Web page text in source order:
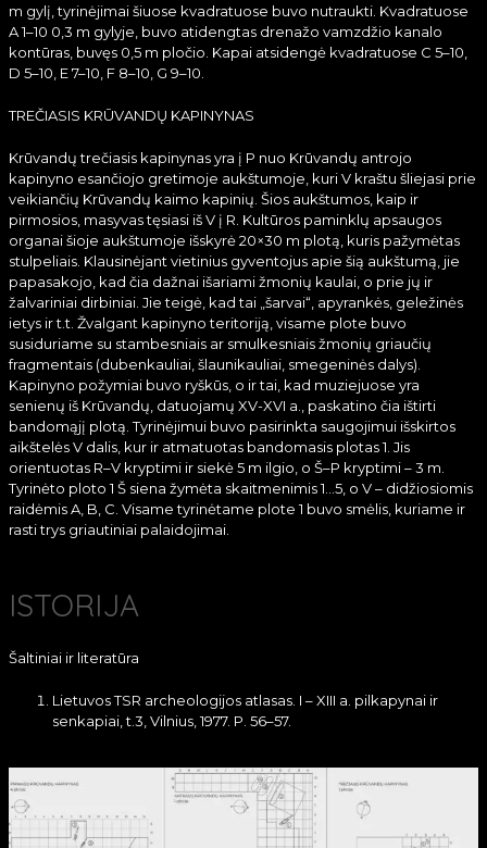
m gylį, tyrinėjimai šiuose kvadratuose buvo nutraukti. Kvadratuose
A 1–10 0,3 m gylyje, buvo atidengtas drenažo vamzdžio kanalo
kontūras, buvęs 0,5 m pločio. Kapai atsidengė kvadratuose C 5–10,
D 5–10, E 7–10, F 8–10, G 9–10.
TREČIASIS KRŪVANDŲ KAPINYNAS
Krūvandų trečiasis kapinynas yra į P nuo Krūvandų antrojo
kapinyno esančiojo gretimoje aukštumoje, kuri V kraštu šliejasi prie
veikiančių Krūvandų kaimo kapinių. Šios aukštumos, kaip ir
pirmosios, masyvas tęsiasi iš V į R. Kultūros paminklų apsaugos
organai šioje aukštumoje išskyrė 20×30 m plotą, kuris pažymėtas
stulpeliais. Klausinėjant vietinius gyventojus apie šią aukštumą, jie
papasakojo, kad čia dažnai išariami žmonių kaulai, o prie jų ir
žalvariniai dirbiniai. Jie teigė, kad tai „šarvai“, apyrankės, geležinės
ietys ir t.t. Žvalgant kapinyno teritoriją, visame plote buvo
susiduriame su stambesniais ar smulkesniais žmonių griaučių
fragmentais (dubenkauliai, šlaunikauliai, smegeninės dalys).
Kapinyno požymiai buvo ryškūs, o ir tai, kad muziejuose yra
senienų iš Krūvandų, datuojamų XV-XVI a., paskatino čia ištirti
bandomąjį plotą. Tyrinėjimui buvo pasirinkta saugojimui išskirtos
aikštelės V dalis, kur ir atmatuotas bandomasis plotas 1. Jis
orientuotas R–V kryptimi ir siekė 5 m ilgio, o Š–P kryptimi – 3 m.
Tyrinėto ploto 1 Š siena žymėta skaitmenimis 1…5, o V – didžiosiomis
raidėmis A, B, C. Visame tyrinėtame plote 1 buvo smėlis, kuriame ir
rasti trys griautiniai palaidojimai.
ISTORIJA
Šaltiniai ir literatūra
Lietuvos TSR archeologijos atlasas. I – XIII a. pilkapynai ir
senkapiai, t.3, Vilnius, 1977. P. 56–57.